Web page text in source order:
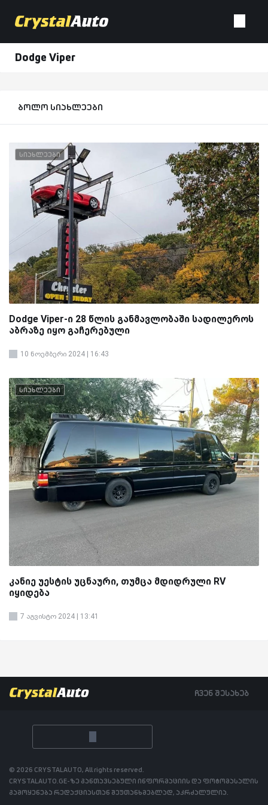
Dodge Viper
ბოლო სიახლეები
სიახლეები
Dodge Viper-ი 28 წლის განმავლობაში სადილეროს
აბრაზე იყო გაჩერებული
10 ნოემბერი 2024 | 16:43
სიახლეები
კანიე უესტის უცნაური, თუმცა მდიდრული RV
იყიდება
7 აგვისტო 2024 | 13:41
ჩვენ შესახებ
© 2026 CRYSTALAUTO, All rights reserved.
CRYSTALAUTO.GE-ზე განთავსებული ინფორმაციის და ფოტომასალის
გამოყენება რედაქციასთან შეუთანხმებლად, აკრძალულია.